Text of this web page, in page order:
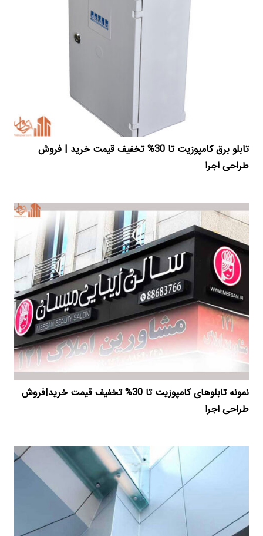
تابلو برق کامپوزیت تا 30% تخفیف قیمت خرید | فروش
طراحی اجرا
نمونه تابلوهای کامپوزیت تا 30% تخفیف قیمت خرید|فروش
طراحی اجرا